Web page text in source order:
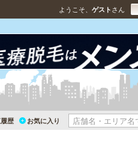
ようこそ、 ゲスト さん
歴 お気に入り